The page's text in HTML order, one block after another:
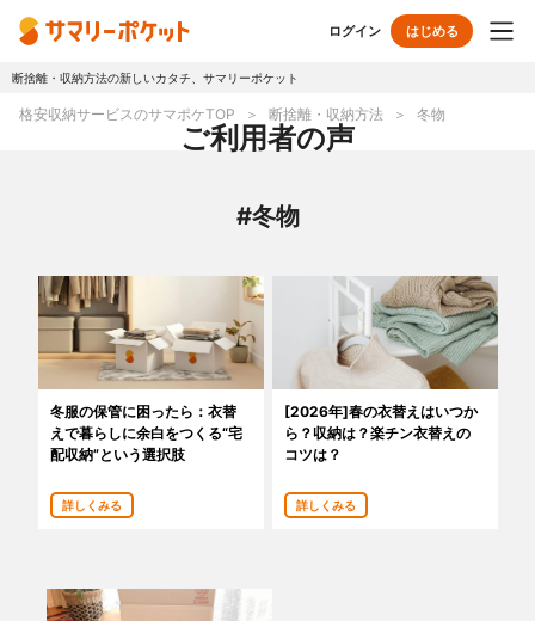
ログイン はじめる
オプションサービス
おしゃれ着保管 クリーニング
無酸素保管 布団クリーニング
ラグ・マットクリーニング シューズクリーニング
シューズリペア リユース・リサイクル
料金
断捨離・収納方法の新しいカタチ、サマリーポケット
格安収納サービスのサマポケTOP 断捨離・収納方法 冬物
ご利用者の声
#冬物
冬服の保管に困ったら：衣替
えで暮らしに余白をつくる“宅
配収納”という選択肢
詳しくみる
[2026年]春の衣替えはいつか
ら？収納は？楽チン衣替えの
コツは？
詳しくみる